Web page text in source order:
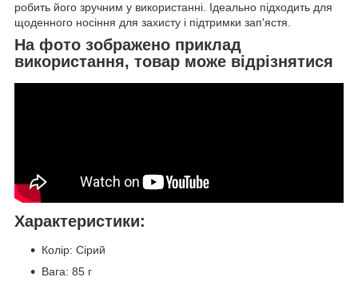
робить його зручним у використанні. Ідеально підходить для
щоденного носіння для захисту і підтримки зап'ястя.
На фото зображено приклад
використання, товар може відрізнятися
Характеристики:
Колір: Сірий
Вага: 85 г